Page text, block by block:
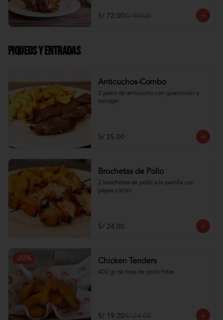
S/ 72.00S/ 90.00
Piqueos y Entradas
Anticuchos-Combo
2 palos de anticucho con guarnición a
escoger
S/ 25.00
Brochetas de Pollo
2 brochetas de pollo a la parrilla con
papas cóctel
S/ 24.00
-20% Chicken Tenders
400 gr de tiras de pollo fritas
S/ 19.20S/ 24.00